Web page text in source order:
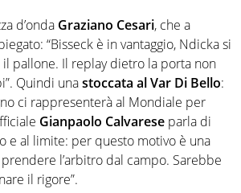
d’onda Graziano Cesari, che a
“Bisseck è in vantaggio, Ndicka si
pallone. Il replay dietro la porta non
Quindi unastoccata al Var Di Bello:
ci rappresenterà al Mondiale per
Gianpaolo Calvarese parla di
e al limite: per questo motivo è una
l’arbitro dal campo. Sarebbe
il rigore”.